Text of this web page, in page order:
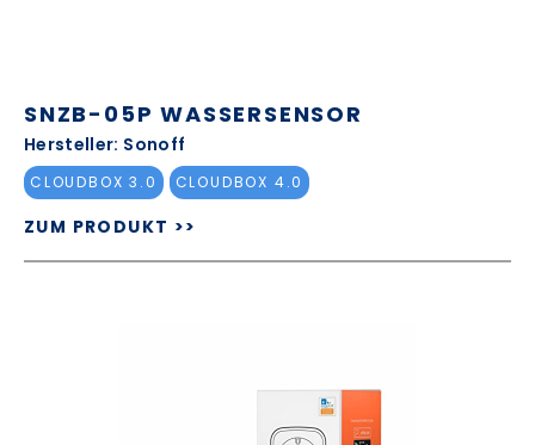
SNZB-05P WASSERSENSOR
Hersteller: Sonoff
CLOUDBOX 3.0 CLOUDBOX 4.0
ZUM PRODUKT >>